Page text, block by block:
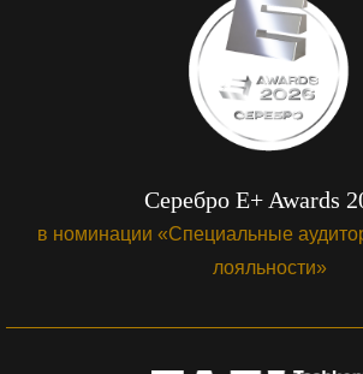
Серебро E+ Awards
в номинации «Специальные
лояльности»